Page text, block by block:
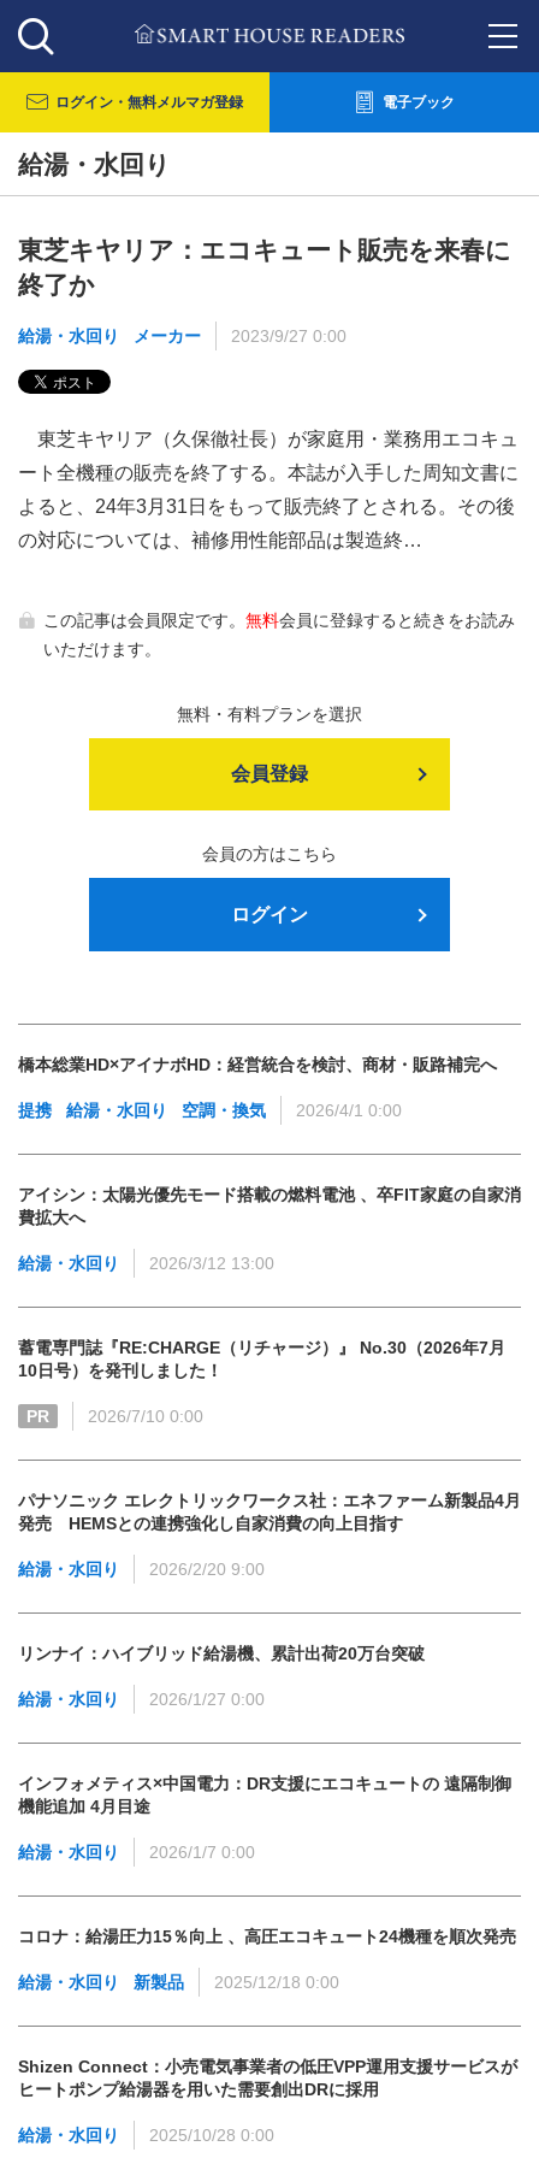
ログイン・ 無料メルマガ登録 電子ブック
給湯・水回り
東芝キヤリア：エコキュート販売を来春に
終了か
給湯・水回り メーカー 2023/9/27 0:00
東芝キヤリア（久保徹社長）が家庭用・業務用エコキュ
ート全機種の販売を終了する。本誌が入手した周知文書に
よると、24年3月31日をもって販売終了とされる。その後
の対応については、補修用性能部品は製造終…
この記事は会員限定です。 無料会員に登録すると続きをお読み
いただけます。
無料・有料プランを選択
会員登録
会員の方はこちら
ログイン
橋本総業HD×アイナボHD：経営統合を検討、商材・販路補完へ
提携 給湯・水回り 空調・換気 2026/4/1 0:00
アイシン：太陽光優先モード搭載の燃料電池 、卒FIT家庭の自家消
費拡大へ
給湯・水回り 2026/3/12 13:00
蓄電専門誌『RE:CHARGE（リチャージ）』 No.30（2026年7月
10日号）を発刊しました！
PR 2026/7/10 0:00
パナソニック エレクトリックワークス社：エネファーム新製品4月
発売 HEMSとの連携強化し自家消費の向上目指す
給湯・水回り 2026/2/20 9:00
リンナイ：ハイブリッド給湯機、累計出荷20万台突破
給湯・水回り 2026/1/27 0:00
インフォメティス×中国電力：DR支援にエコキュートの 遠隔制御
機能追加 4月目途
給湯・水回り 2026/1/7 0:00
コロナ：給湯圧力15％向上 、高圧エコキュート24機種を順次発売
給湯・水回り 新製品 2025/12/18 0:00
Shizen Connect：小売電気事業者の低圧VPP運用支援サービスが
ヒートポンプ給湯器を用いた需要創出DRに採用
給湯・水回り 2025/10/28 0:00